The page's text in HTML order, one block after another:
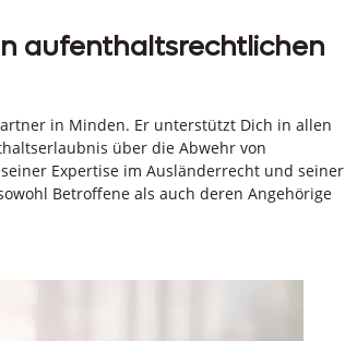
aufenthaltsrechtlichen
in Minden. Er unterstützt Dich in allen
über die Abwehr von
Expertise im Ausländerrecht und seiner
Betroffene als auch deren Angehörige